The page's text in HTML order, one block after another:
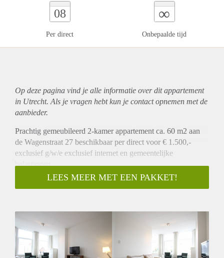
08
Per direct
∞
Onbepaalde tijd
Op deze pagina vind je alle informatie over ditappartement
in Utrecht. Als je vragen hebt kun je contact opnemen met de
aanbieder.
Prachtig gemeubileerd 2-kamer appartement ca. 60 m2 aan
de Wagenstraat 27 beschikbaar per direct voor € 1.500,-
exclusief g/w/e exclusief internet en gemeentelijke
belastingen.
Omschrijving
Deze ruime bovenwoning is gelegen op de 1e verdieping van
open keuken welke is v.v. diverse inbouwapparatuur zoals
een vaatwasser, koelkast vriezer, combi oven/magnetron, 4-
pits gas kookplaat en afzuigkap. Daarnaast is het appartement
ook voorzien van een wasmachine en een droger. Vanuit de
LEES MEER MET EEN PAKKET!